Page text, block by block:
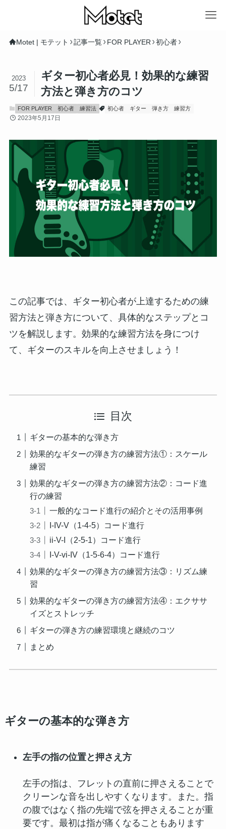
Motet | モテット 記事一覧 FOR PLAYER 初心者
ギター初心者必見！効果的な練習
方法と弾き方のコツ
2023
5/17
FOR PLAYER 初心者 練習法 初心者 ギター 弾き方 練習方
2023年5月17日
この記事では、ギター初心者が上達するための練
習方法と弾き方について、具体的なステップとコ
ツを解説します。効果的な練習方法を身につけ
て、ギターのスキルを向上させましょう！
目次
ギターの基本的な弾き方
効果的なギターの弾き方の練習方法①：スケール
練習
効果的なギターの弾き方の練習方法②：コード進
行の練習
一般的なコード進行の紹介とその活用事例
I-IV-V（1-4-5）コード進行
ii-V-I（2-5-1）コード進行
I-V-vi-IV（1-5-6-4）コード進行
効果的なギターの弾き方の練習方法③：リズム練
習
効果的なギターの弾き方の練習方法④：エクササ
イズとストレッチ
ギターの弾き方の練習環境と継続のコツ
まとめ
ギターの基本的な弾き方
左手の指の位置と押さえ方
左手の指は、フレットの直前に押さえることで
クリーンな音を出しやすくなります。また。指
の腹ではなく指の先端で弦を押さえることが重
要です。最初は指が痛くなることもあります